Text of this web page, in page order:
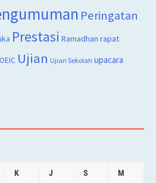
Peringatan
Prestasi Ramadhan rapat
Ujian Ujian Sekolah upacara
K J S M